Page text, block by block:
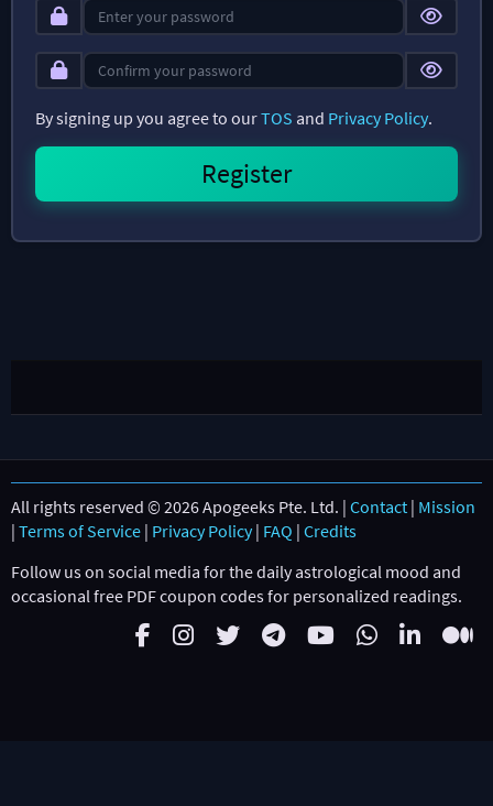
By signing up you agree to ourTOS and Privacy Policy.
All rights reserved © 2026 Apogeeks Pte. Ltd. | Contact | Mission
| Terms of Service | Privacy Policy| FAQ | Credits
Follow us on social media for the daily astrological mood and
occasional free PDF coupon codes for personalized readings.